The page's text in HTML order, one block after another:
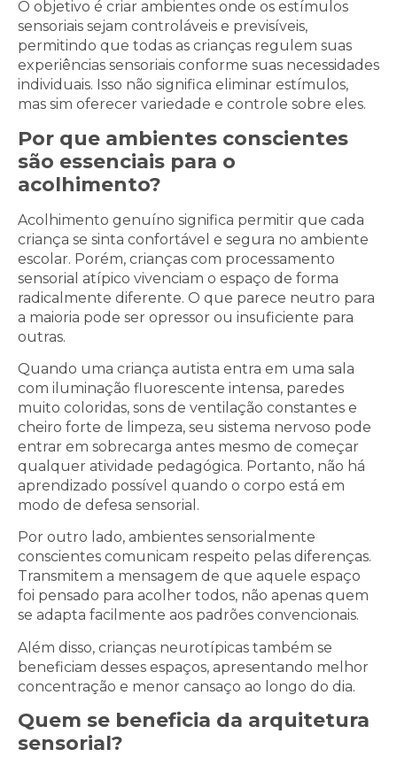
O objetivo é criar ambientes onde os estímulos
sensoriais sejam controláveis e previsíveis,
permitindo que todas as crianças regulem suas
experiências sensoriais conforme suas necessidades
individuais. Isso não significa eliminar estímulos,
mas sim oferecer variedade e controle sobre eles.
Por que ambientes conscientes
são essenciais para o
acolhimento?
Acolhimento genuíno significa permitir que cada
criança se sinta confortável e segura no ambiente
escolar. Porém, crianças com processamento
sensorial atípico vivenciam o espaço de forma
radicalmente diferente. O que parece neutro para
a maioria pode ser opressor ou insuficiente para
outras.
Quando uma criança autista entra em uma sala
com iluminação fluorescente intensa, paredes
muito coloridas, sons de ventilação constantes e
cheiro forte de limpeza, seu sistema nervoso pode
entrar em sobrecarga antes mesmo de começar
qualquer atividade pedagógica. Portanto, não há
aprendizado possível quando o corpo está em
modo de defesa sensorial.
Por outro lado, ambientes sensorialmente
conscientes comunicam respeito pelas diferenças.
Transmitem a mensagem de que aquele espaço
foi pensado para acolher todos, não apenas quem
se adapta facilmente aos padrões convencionais.
Além disso, crianças neurotípicas também se
beneficiam desses espaços, apresentando melhor
concentração e menor cansaço ao longo do dia.
Quem se beneficia da arquitetura
sensorial?